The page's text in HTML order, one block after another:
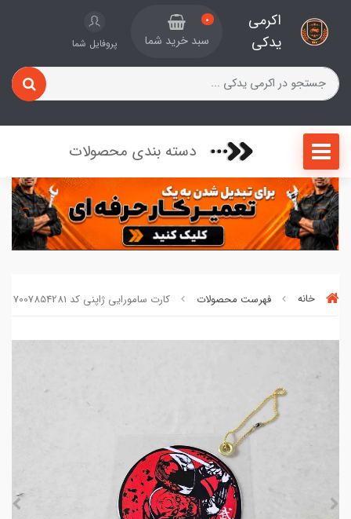
اکرمی
یدکی
0
سبد خرید شما پروفایل شما
دسته بندی محصولات
خانه فهرست محصولات کارت سامورایی ژاپنی کد 7007854281